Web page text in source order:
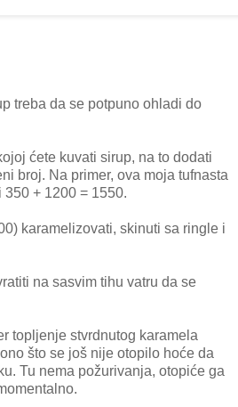
treba da se potpuno ohladi do
ćete kuvati sirup, na to dodati
broj. Na primer, ova moja tufnasta
+ 1200 = 1550.
karamelizovati, skinuti sa ringle i
na sasvim tihu vatru da se
topljenje stvrdnutog karamela
što se još nije otopilo hoće da
Tu nema požurivanja, otopiće ga